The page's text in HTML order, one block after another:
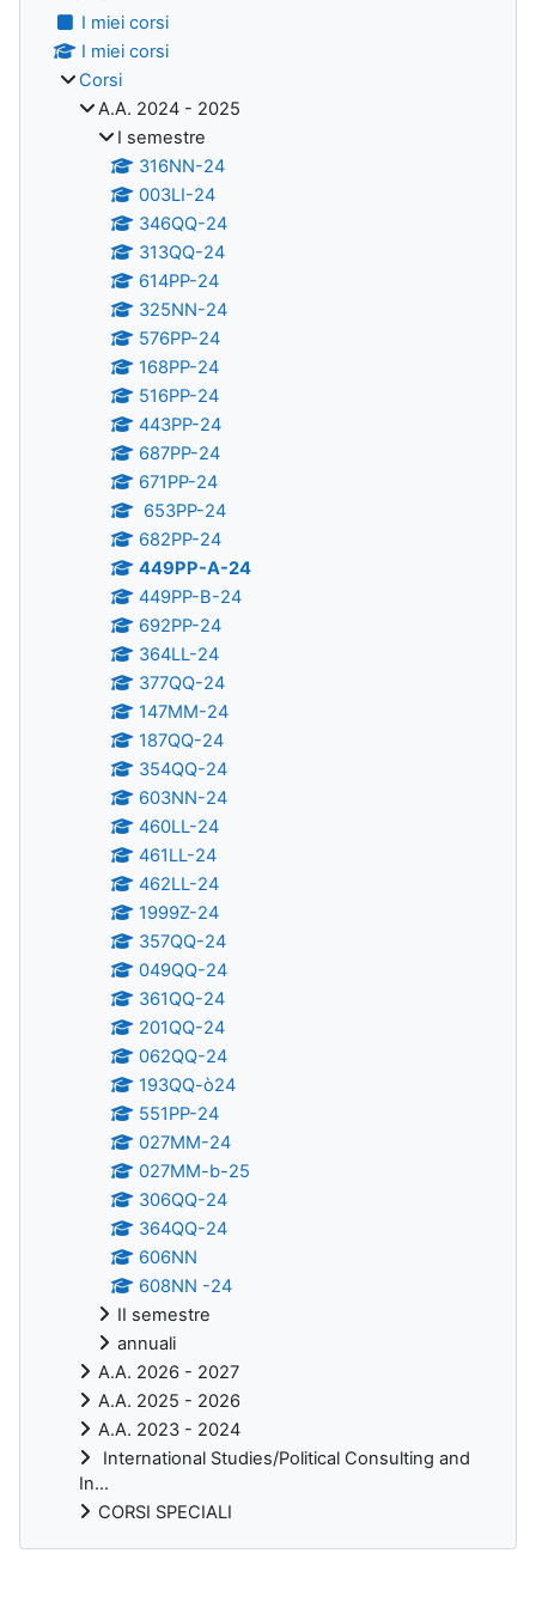
I miei corsi
I miei corsi
Corsi
A.A. 2024 - 2025
I semestre
316NN-24
003LI-24
346QQ-24
313QQ-24
614PP-24
325NN-24
576PP-24
168PP-24
516PP-24
443PP-24
687PP-24
671PP-24
653PP-24
682PP-24
449PP-A-24
449PP-B-24
692PP-24
364LL-24
377QQ-24
147MM-24
187QQ-24
354QQ-24
603NN-24
460LL-24
461LL-24
462LL-24
1999Z-24
357QQ-24
049QQ-24
361QQ-24
201QQ-24
062QQ-24
193QQ-ò24
551PP-24
027MM-24
027MM-b-25
306QQ-24
364QQ-24
606NN
608NN -24
II semestre
annuali
A.A. 2026 - 2027
A.A. 2025 - 2026
A.A. 2023 - 2024
International Studies/Political Consulting and
In...
CORSI SPECIALI